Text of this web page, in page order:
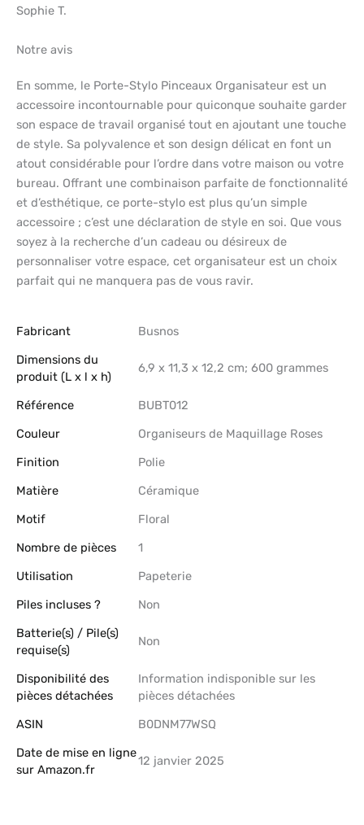
Sophie T.
Notre avis
En somme, le Porte-Stylo Pinceaux Organisateur est un
accessoire incontournable pour quiconque souhaite garder
son espace de travail organisé tout en ajoutant une touche
de style. Sa polyvalence et son design délicat en font un
atout considérable pour l’ordre dans votre maison ou votre
bureau. Offrant une combinaison parfaite de fonctionnalité
et d’esthétique, ce porte-stylo est plus qu’un simple
accessoire ; c’est une déclaration de style en soi. Que vous
soyez à la recherche d’un cadeau ou désireux de
personnaliser votre espace, cet organisateur est un choix
parfait qui ne manquera pas de vous ravir.
Fabricant
‎Busnos
Dimensions du
produit (L x l x h)
‎6,9 x 11,3 x 12,2 cm; 600 grammes
Référence
‎BUBT012
Couleur
‎Organiseurs de Maquillage Roses
Finition
‎Polie
Matière
‎Céramique
Motif
‎Floral
Nombre de pièces
‎1
Utilisation
‎Papeterie
Piles incluses ?
‎Non
Batterie(s) / Pile(s)
requise(s)
‎Non
Disponibilité des
pièces détachées
‎Information indisponible sur les
pièces détachées
ASIN
B0DNM77WSQ
Date de mise en ligne
sur Amazon.fr
12 janvier 2025